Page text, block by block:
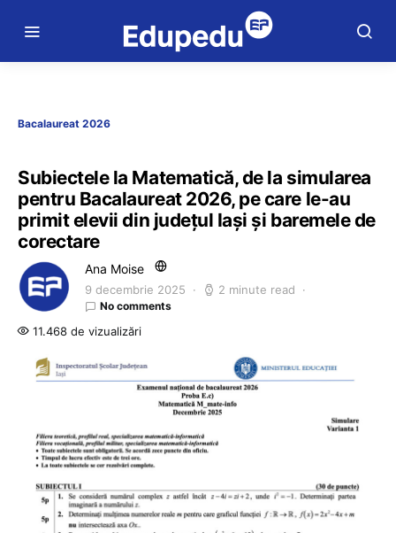
Bacalaureat 2026
Subiectele la Matematică, de la simularea
pentru Bacalaureat 2026, pe care le-au
primit elevii din județul Iași și baremele de
corectare
Ana Moise
9 decembrie 2025 2 minute read
No comments
11.468 de vizualizări